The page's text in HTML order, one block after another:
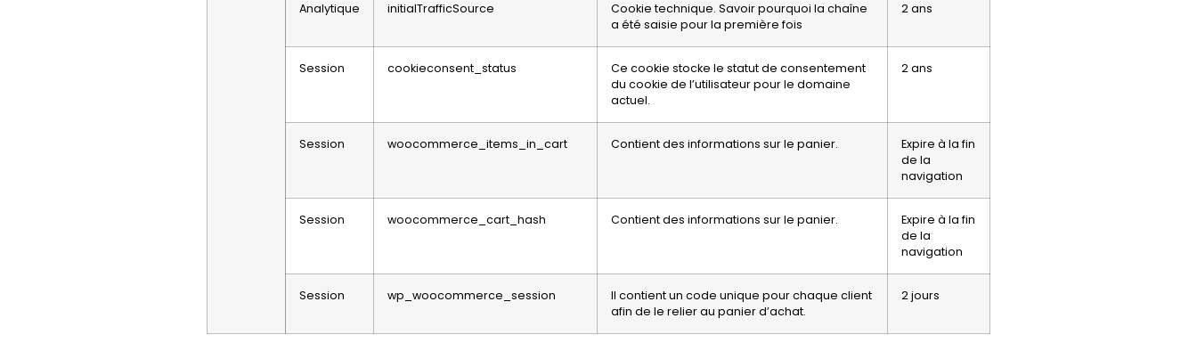
Analytique initialTrafficSource
Cookie technique. Savoir pourquoi la chaîne
a été saisie pour la première fois
2 ans
Session cookieconsent_status
Ce cookie stocke le statut de consentement
du cookie de l’utilisateur pour le domaine
actuel.
2 ans
Session woocommerce_items_in_cart Contient des informations sur le panier.
Expire à la fin
de la
navigation
Session woocommerce_cart_hash Contient des informations sur le panier.
Expire à la fin
de la
navigation
Session wp_woocommerce_session
Il contient un code unique pour chaque client
afin de le relier au panier d’achat.
2 jours